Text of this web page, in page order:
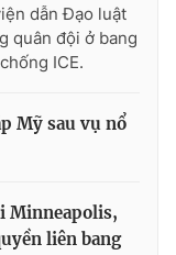
dẫn Đạo luật
quân đội ở bang
ICE.
Mỹ sau vụ nổ
Minneapolis,
liên bang